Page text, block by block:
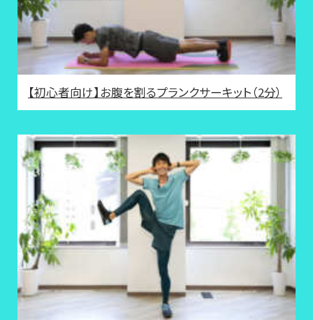
【初心者向け】お腹を割るプランクサーキット（2分）